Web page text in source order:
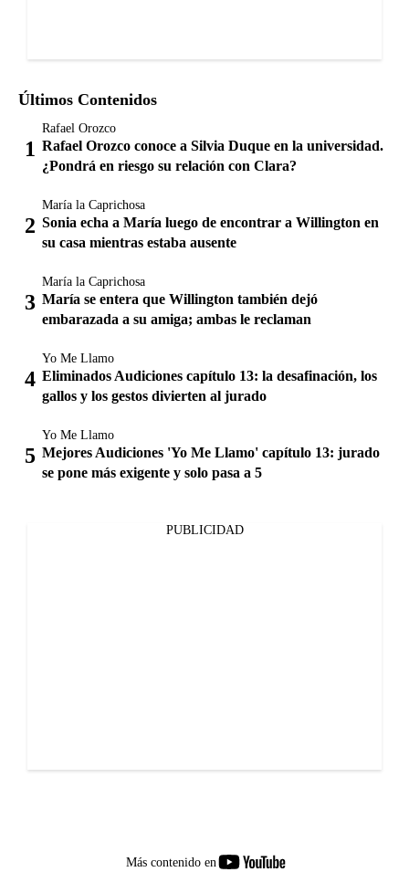
Últimos Contenidos
Rafael Orozco
Rafael Orozco conoce a Silvia Duque en la universidad.
¿Pondrá en riesgo su relación con Clara?
María la Caprichosa
Sonia echa a María luego de encontrar a Willington en
su casa mientras estaba ausente
María la Caprichosa
María se entera que Willington también dejó
embarazada a su amiga; ambas le reclaman
Yo Me Llamo
Eliminados Audiciones capítulo 13: la desafinación, los
gallos y los gestos divierten al jurado
Yo Me Llamo
Mejores Audiciones 'Yo Me Llamo' capítulo 13: jurado
se pone más exigente y solo pasa a 5
PUBLICIDAD
Más contenido en
youtube-